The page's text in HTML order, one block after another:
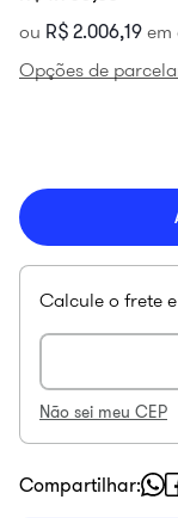
ou R$ 2.006,19 em
Opções de
Não sei meu CEP
Compartilhar